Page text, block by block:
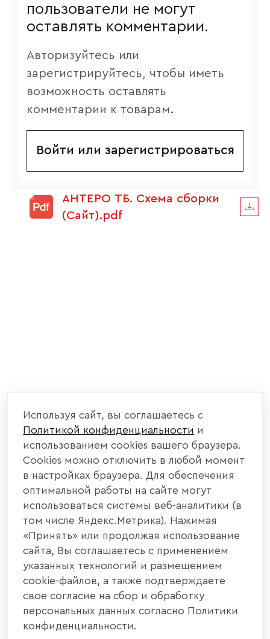
пользователи не могут
оставлять комментарии.
Авторизуйтесь или
зарегистрируйтесь, чтобы иметь
возможность оставлять
комментарии к товарам.
Войти или зарегистрироваться
АНТЕРО ТБ. Схема сборки
(Сайт).pdf
Используя сайт, вы соглашаетесь с
Политикой конфиденциальности и
использованием cookies вашего браузера.
Cookies можно отключить в любой момент
в настройках браузера. Для обеспечения
оптимальной работы на сайте могут
использоваться системы веб-аналитики (в
том числе Яндекс.Метрика). Нажимая
«Принять» или продолжая использование
сайта, Вы соглашаетесь с применением
указанных технологий и размещением
cookie-файлов, а также подтверждаете
свое согласие на сбор и обработку
персональных данных согласно Политики
конфиденциальности.